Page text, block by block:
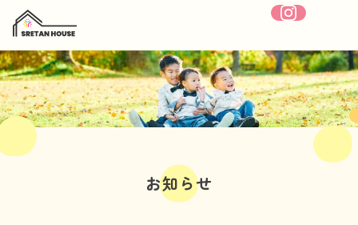
ホーム
SRETANHOUSEについて
お知らせ